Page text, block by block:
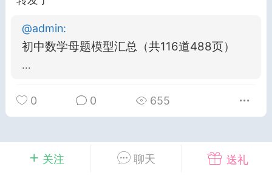
2
关注 聊天 送礼
@admin:
初中数学母题模型汇总（共116道488页）
...
0 0 655